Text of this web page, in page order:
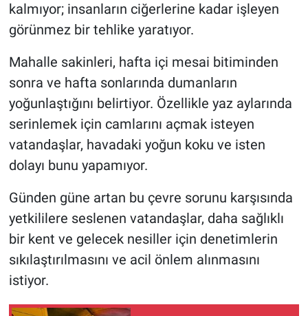
kalmıyor; insanların ciğerlerine kadar işleyen
görünmez bir tehlike yaratıyor.
Mahalle sakinleri, hafta içi mesai bitiminden
sonra ve hafta sonlarında dumanların
yoğunlaştığını belirtiyor. Özellikle yaz aylarında
serinlemek için camlarını açmak isteyen
vatandaşlar, havadaki yoğun koku ve isten
dolayı bunu yapamıyor.
Günden güne artan bu çevre sorunu karşısında
yetkililere seslenen vatandaşlar, daha sağlıklı
bir kent ve gelecek nesiller için denetimlerin
sıkılaştırılmasını ve acil önlem alınmasını
istiyor.